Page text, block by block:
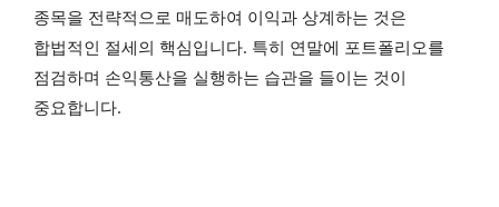
종목을 전략적으로 매도하여 이익과 상계하는 것은
합법적인 절세의 핵심입니다. 특히 연말에 포트폴리오를
점검하며 손익통산을 실행하는 습관을 들이는 것이
중요합니다.